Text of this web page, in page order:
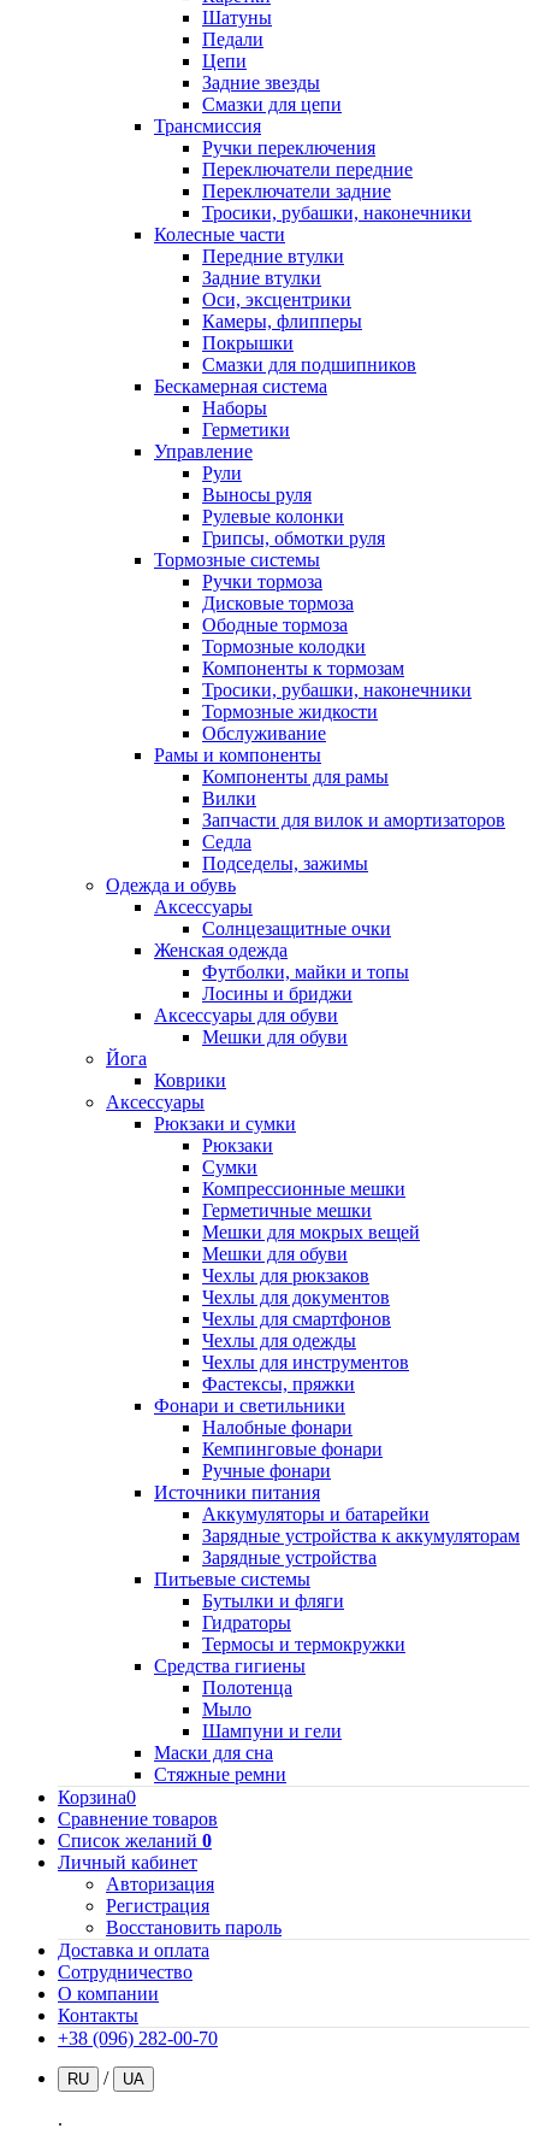
Шатуны
Педали
Цепи
Задние звезды
Смазки для цепи
Трансмиссия
Ручки переключения
Переключатели передние
Переключатели задние
Тросики, рубашки, наконечники
Колесные части
Передние втулки
Задние втулки
Оси, эксцентрики
Камеры, флипперы
Покрышки
Смазки для подшипников
Бескамерная система
Наборы
Герметики
Управление
Рули
Выносы руля
Рулевые колонки
Грипсы, обмотки руля
Тормозные системы
Ручки тормоза
Дисковые тормоза
Ободные тормоза
Тормозные колодки
Компоненты к тормозам
Тросики, рубашки, наконечники
Тормозные жидкости
Обслуживание
Рамы и компоненты
Компоненты для рамы
Вилки
Запчасти для вилок и амортизаторов
Седла
Подседелы, зажимы
Одежда и обувь
Аксессуары
Солнцезащитные очки
Женская одежда
Футболки, майки и топы
Лосины и бриджи
Аксессуары для обуви
Мешки для обуви
Йога
Коврики
Аксессуары
Рюкзаки и сумки
Рюкзаки
Сумки
Компрессионные мешки
Герметичные мешки
Мешки для мокрых вещей
Мешки для обуви
Чехлы для рюкзаков
Чехлы для документов
Чехлы для смартфонов
Чехлы для одежды
Чехлы для инструментов
Фастексы, пряжки
Фонари и светильники
Налобные фонари
Кемпинговые фонари
Ручные фонари
Источники питания
Аккумуляторы и батарейки
Зарядные устройства к аккумуляторам
Зарядные устройства
Питьевые системы
Бутылки и фляги
Гидраторы
Термосы и термокружки
Средства гигиены
Полотенца
Мыло
Шампуни и гели
Маски для сна
Стяжные ремни
Корзина0
Сравнение товаров
Список желаний 0
Личный кабинет
Авторизация
Регистрация
Восстановить пароль
Доставка и оплата
Сотрудничество
О компании
Контакты
+38 (096) 282-00-70
RU / UA
.